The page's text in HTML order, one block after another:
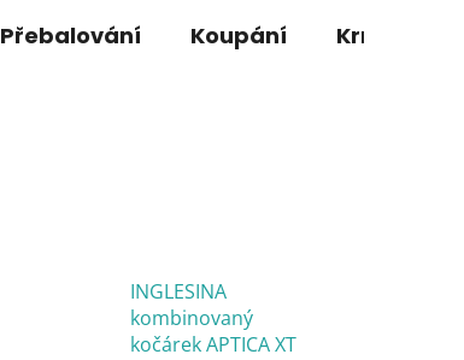
KOŠÍK
Přebalování Koupání Krmení
INGLESINA
kombinovaný
kočárek APTICA XT